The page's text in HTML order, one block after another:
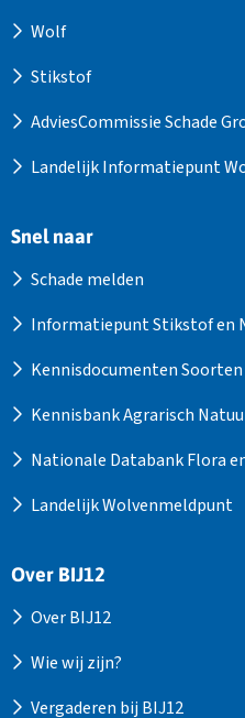
Wolf
Stikstof
AdviesCommissie Schade
Landelijk Informatiepunt
Snel naar
Schade melden
Informatiepunt Stikstof en
Kennisdocumenten Soorten
Kennisbank Agrarisch
Nationale Databank Flora
Landelijk Wolvenmeldpunt
Over BIJ12
Over BIJ12
Wie wij zijn?
Vergaderen bij BIJ12